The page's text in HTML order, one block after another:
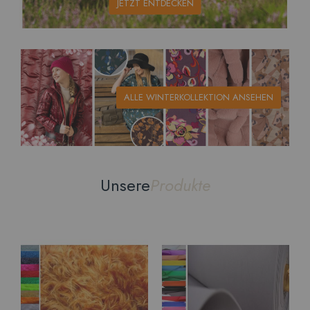
JETZT ENTDECKEN
ALLE WINTERKOLLEKTION ANSEHEN
UnsereProdukte